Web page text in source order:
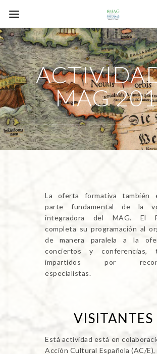
MAG
La oferta formativa también
parte fundamental de la
integradora del MAG. El
completa su programación al
de manera paralela a la
conciertos y conferencias,
impartidos por
especialistas.
VISITANTES
Está actividad está en
Acción Cultural Española (AC/E),